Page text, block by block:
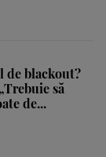
de blackout?
să
de...